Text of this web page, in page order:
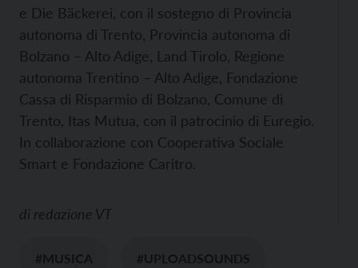
e Die Bäckerei, con il sostegno di Provincia
autonoma di Trento, Provincia autonoma di
Bolzano – Alto Adige, Land Tirolo, Regione
autonoma Trentino – Alto Adige, Fondazione
Cassa di Risparmio di Bolzano, Comune di
Trento, Itas Mutua, con il patrocinio di Euregio.
In collaborazione con Cooperativa Sociale
Smart e Fondazione Caritro.
di redazione VT
#MUSICA #UPLOADSOUNDS